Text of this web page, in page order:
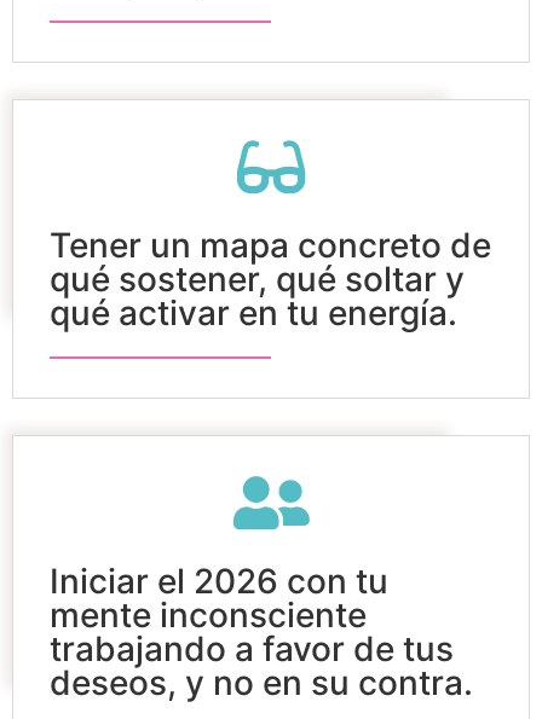
Tener un mapa concreto de
qué sostener, qué soltar y
qué activar en tu energía.
Iniciar el 2026 con tu
mente inconsciente
trabajando a favor de tus
deseos, y no en su contra.